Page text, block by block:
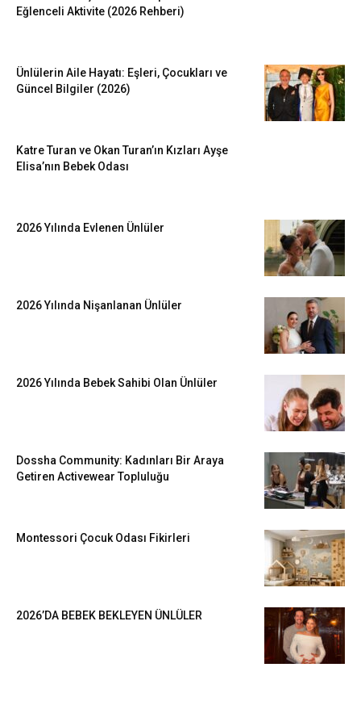
Eğlenceli Aktivite (2026 Rehberi)
Ünlülerin Aile Hayatı: Eşleri, Çocukları ve
Güncel Bilgiler (2026)
Katre Turan ve Okan Turan’ın Kızları Ayşe
Elisa’nın Bebek Odası
2026 Yılında Evlenen Ünlüler
2026 Yılında Nişanlanan Ünlüler
2026 Yılında Bebek Sahibi Olan Ünlüler
Dossha Community: Kadınları Bir Araya
Getiren Activewear Topluluğu
Montessori Çocuk Odası Fikirleri
2026’DA BEBEK BEKLEYEN ÜNLÜLER